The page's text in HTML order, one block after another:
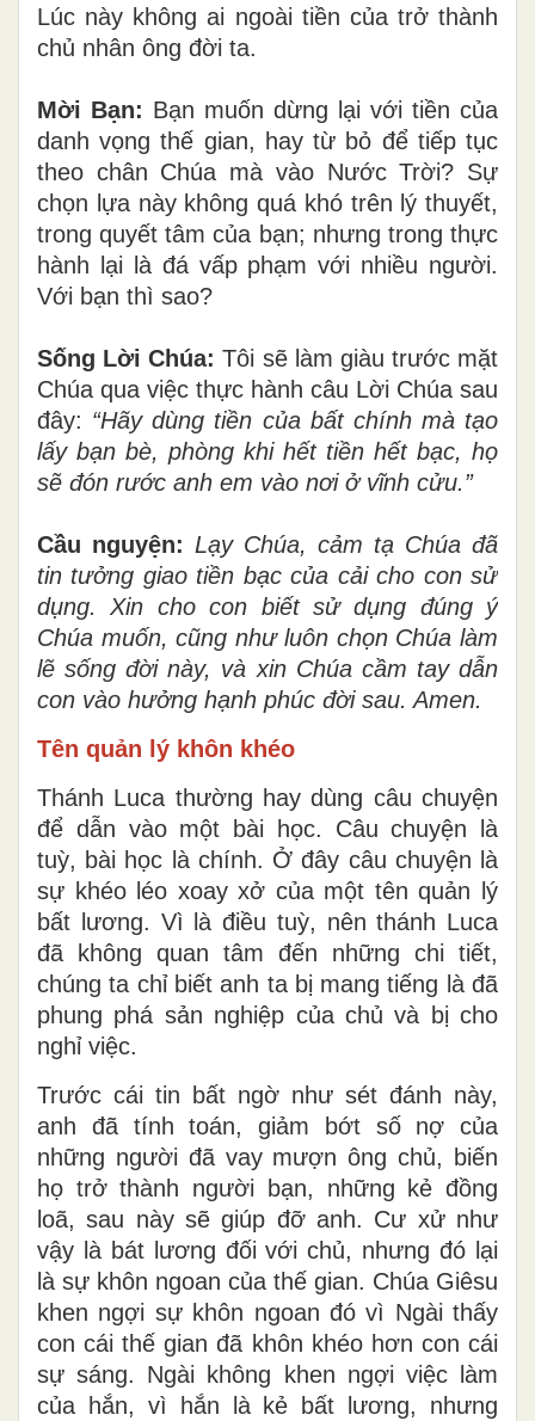
Lúc này không ai ngoài tiền của trở thành
chủ nhân ông đời ta.
Mời Bạn: Bạn muốn dừng lại với tiền của
danh vọng thế gian, hay từ bỏ để tiếp tục
theo chân Chúa mà vào Nước Trời? Sự
chọn lựa này không quá khó trên lý thuyết,
trong quyết tâm của bạn; nhưng trong thực
hành lại là đá vấp phạm với nhiều người.
Với bạn thì sao?
Sống Lời Chúa: Tôi sẽ làm giàu trước mặt
Chúa qua việc thực hành câu Lời Chúa sau
đây: “Hãy dùng tiền của bất chính mà tạo
lấy bạn bè, phòng khi hết tiền hết bạc, họ
sẽ đón rước anh em vào nơi ở vĩnh cửu.”
Cầu nguyện: Lạy Chúa, cảm tạ Chúa đã
tin tưởng giao tiền bạc của cải cho con sử
dụng. Xin cho con biết sử dụng đúng ý
Chúa muốn, cũng như luôn chọn Chúa làm
lẽ sống đời này, và xin Chúa cầm tay dẫn
con vào hưởng hạnh phúc đời sau. Amen.
Tên quản lý khôn khéo
Thánh Luca thường hay dùng câu chuyện
để dẫn vào một bài học. Câu chuyện là
tuỳ, bài học là chính. Ở đây câu chuyện là
sự khéo léo xoay xở của một tên quản lý
bất lương. Vì là điều tuỳ, nên thánh Luca
đã không quan tâm đến những chi tiết,
chúng ta chỉ biết anh ta bị mang tiếng là đã
phung phá sản nghiệp của chủ và bị cho
nghỉ việc.
Trước cái tin bất ngờ như sét đánh này,
anh đã tính toán, giảm bớt số nợ của
những người đã vay mượn ông chủ, biến
họ trở thành người bạn, những kẻ đồng
loã, sau này sẽ giúp đỡ anh. Cư xử như
vậy là bát lương đối với chủ, nhưng đó lại
là sự khôn ngoan của thế gian. Chúa Giêsu
khen ngợi sự khôn ngoan đó vì Ngài thấy
con cái thế gian đã khôn khéo hơn con cái
sự sáng. Ngài không khen ngợi việc làm
của hắn, vì hắn là kẻ bất lương, nhưng